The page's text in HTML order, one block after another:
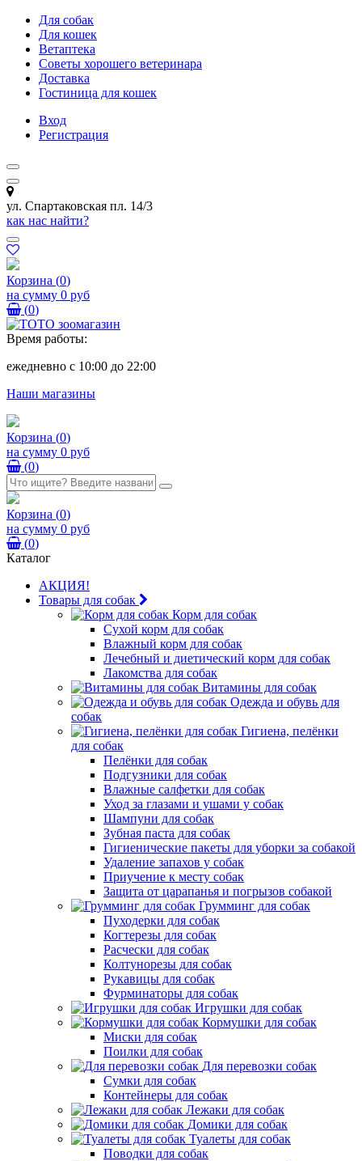
Для собак
Для кошек
Ветаптека
Советы хорошего ветеринара
Доставка
Гостиница для кошек
Вход
Регистрация
ул. Спартаковская пл. 14/3
как нас найти?
Корзина (0)
на сумму 0 руб
(0)
Время работы:
ежедневно с 10:00 до 22:00
Наши магазины
Корзина (0)
на сумму 0 руб
(0)
Корзина (0)
на сумму 0 руб
(0)
Каталог
АКЦИЯ!
Товары для собак
Корм для собак
Сухой корм для собак
Влажный корм для собак
Лечебный и диетический корм для собак
Лакомства для собак
Витамины для собак
Одежда и обувь для
собак
Гигиена, пелёнки
для собак
Пелёнки для собак
Подгузники для собак
Влажные салфетки для собак
Уход за глазами и ушами у собак
Шампуни для собак
Зубная паста для собак
Гигиенические пакеты для уборки за собакой
Удаление запахов у собак
Приучение к месту собак
Защита от царапанья и погрызов собакой
Грумминг для собак
Пуходерки для собак
Когтерезы для собак
Расчески для собак
Колтунорезы для собак
Рукавицы для собак
Фурминаторы для собак
Игрушки для собак
Кормушки для собак
Миски для собак
Поилки для собак
Для перевозки собак
Сумки для собак
Контейнеры для собак
Лежаки для собак
Домики для собак
Туалеты для собак
Поводки для собак